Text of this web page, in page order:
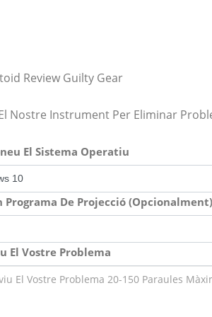
Review Guilty Gear
Nostre Instrument Per Eliminar
El Sistema Operatiu
Programa De Projecció (Opcionalment)
El Vostre Problema